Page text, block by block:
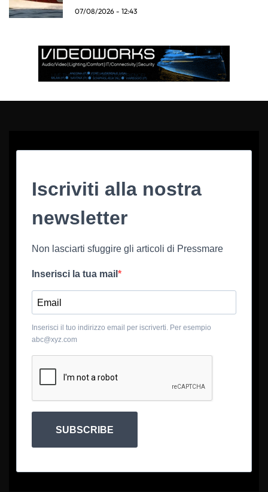
07/08/2026 - 12:43
Iscriviti alla nostra
newsletter
Non lasciarti sfuggire gli articoli di Pressmare
Inserisci la tua mail
Inserisci il tuo indirizzo email per iscriverti. Per esempio
abc@xyz.com
SUBSCRIBE